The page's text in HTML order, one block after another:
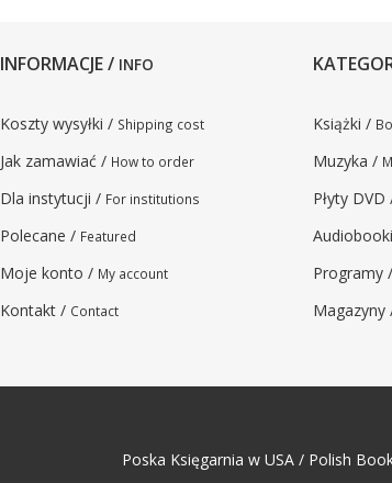
INFORMACJE / INFO
Koszty wysyłki / Shipping cost
Jak zamawiać / How to order
Dla instytucji / For institutions
Polecane / Featured
Moje konto / My account
Kontakt / Contact
Książki /
Muzyka /
Płyty DVD
Programy /
Magazyny
Poska Księgarnia w USA / Polish